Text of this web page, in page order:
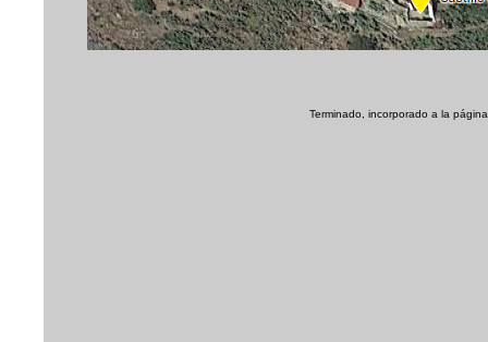
Terminado, incorporado a la